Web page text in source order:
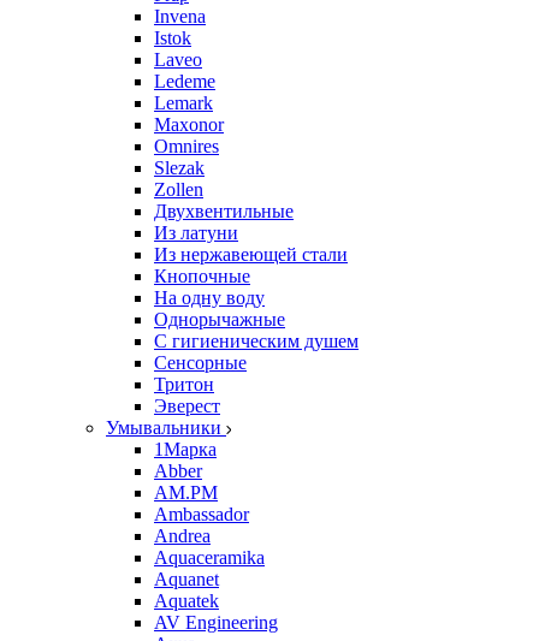
Invena
Istok
Laveo
Ledeme
Lemark
Maxonor
Omnires
Slezak
Zollen
Двухвентильные
Из латуни
Из нержавеющей стали
Кнопочные
На одну воду
Однорычажные
С гигиеническим душем
Сенсорные
Тритон
Эверест
Умывальники
1Марка
Abber
AM.PM
Ambassador
Andrea
Aquaceramika
Aquanet
Aquatek
AV Engineering